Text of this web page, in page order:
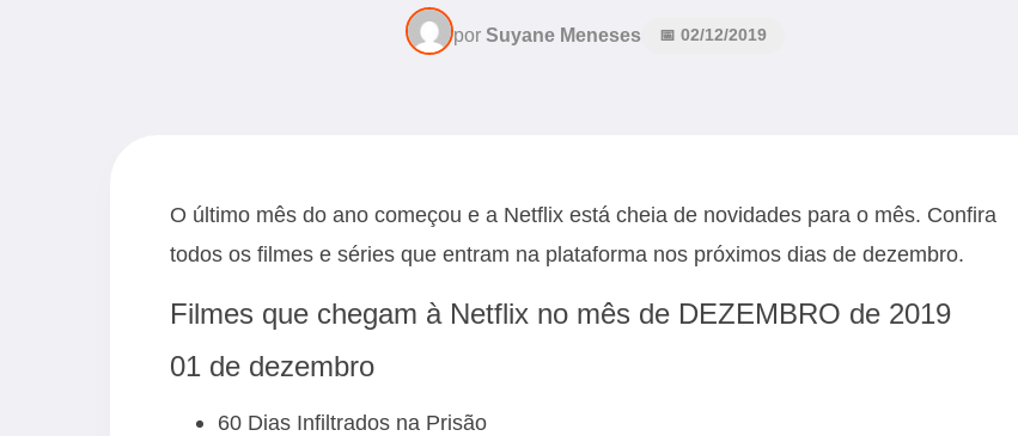
por Suyane Meneses 📅 02/12/2019
O último mês do ano começou e a Netflix está cheia de novidades para o mês. Confira
todos os filmes e séries que entram na plataforma nos próximos dias de dezembro.
Filmes que chegam à Netflix no mês de DEZEMBRO de 2019
01 de dezembro
60 Dias Infiltrados na Prisão